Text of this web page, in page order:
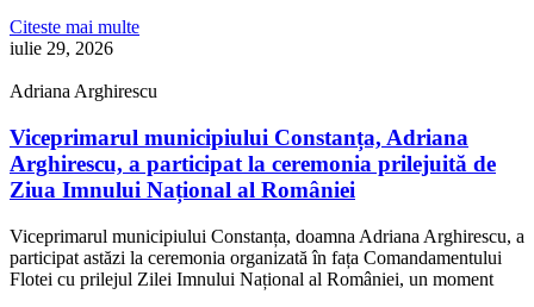
Citeste mai multe
iulie 29, 2026
Adriana Arghirescu
Viceprimarul municipiului Constanța, Adriana
Arghirescu, a participat la ceremonia prilejuită de
Ziua Imnului Național al României
Viceprimarul municipiului Constanța, doamna Adriana Arghirescu, a
participat astăzi la ceremonia organizată în fața Comandamentului
Flotei cu prilejul Zilei Imnului Național al României, un moment